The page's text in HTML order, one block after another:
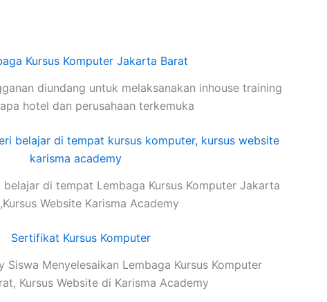
diundang untuk melaksanakan inhouse training
hotel dan perusahaan terkemuka
belajar di tempat Lembaga Kursus Komputer Jakarta
Website Karisma Academy
Siswa Menyelesaikan Lembaga Kursus Komputer
Kursus Website di Karisma Academy